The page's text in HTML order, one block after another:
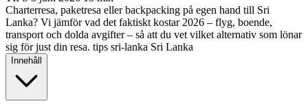
Charterresa, paketresa eller backpacking på egen hand till Sri
Lanka? Vi jämför vad det faktiskt kostar 2026 – flyg, boende,
transport och dolda avgifter – så att du vet vilket alternativ som lönar
sig för just din resa. tips sri-lanka Sri Lanka
Innehåll